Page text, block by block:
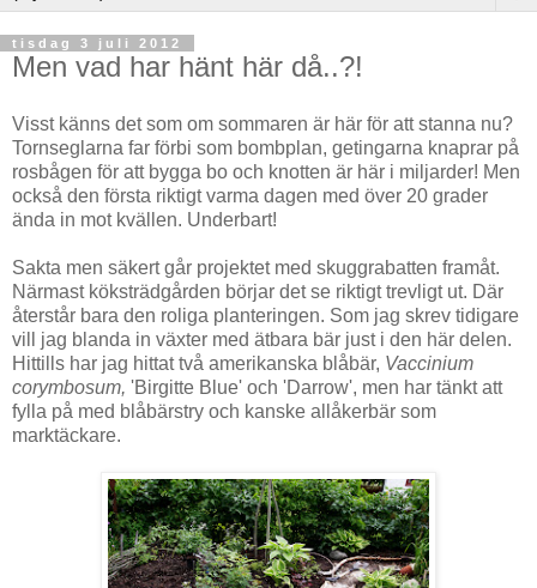
tisdag 3 juli 2012
Men vad har hänt här då..?!
Visst känns det som om sommaren är här för att stanna nu?
Tornseglarna far förbi som bombplan, getingarna knaprar på
rosbågen för att bygga bo och knotten är här i miljarder! Men
också den första riktigt varma dagen med över 20 grader
ända in mot kvällen. Underbart!
Sakta men säkert går projektet med skuggrabatten framåt.
Närmast köksträdgården börjar det se riktigt trevligt ut. Där
återstår bara den roliga planteringen. Som jag skrev tidigare
vill jag blanda in växter med ätbara bär just i den här delen.
Hittills har jag hittat två amerikanska blåbär, Vaccinium
corymbosum, 'Birgitte Blue' och 'Darrow', men har tänkt att
fylla på med blåbärstry och kanske allåkerbär som
marktäckare.